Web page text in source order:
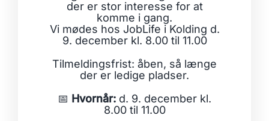
der er stor interesse for at
komme i gang.
Vi mødes hos JobLife i Kolding d.
9. december kl. 8.00 til 11.00
Tilmeldingsfrist: åben, så længe
der er ledige pladser.
📅 Hvornår: d. 9. december kl.
8.00 til 11.00